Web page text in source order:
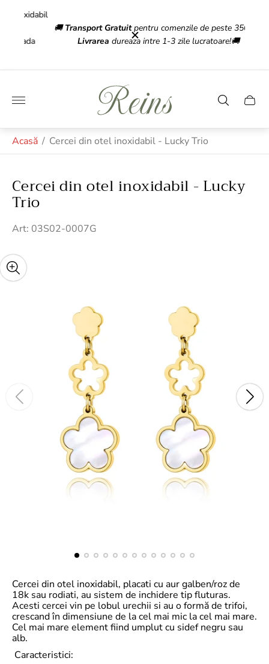
Transport Gratuitpentru comenzile de peste 350 Lei!
Livrareadureaza intre 1-3 zile lucratoare!🚚
Sigla
magazinului"
Acasă / Cercei din otel inoxidabil - Lucky Trio
Cercei din otel inoxidabil - Lucky
Trio
Art: 03S02-0007G
Cercei din otel inoxidabil, placati cu aur galben/roz de
18k sau rodiati, au sistem de inchidere tip fluturas.
Acesti cercei vin pe lobul urechii si au o formă de trifoi,
crescand în dimensiune de la cel mai mic la cel mai mare.
Cel mai mare element fiind umplut cu sidef negru sau
alb.
Caracteristici: